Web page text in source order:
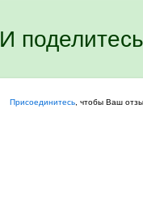
И
Присоединитесь , чтобы Ваш